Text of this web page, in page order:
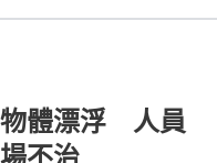
物體漂浮 人員